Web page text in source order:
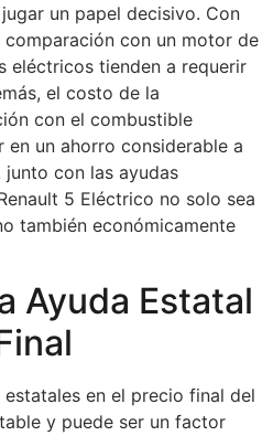
un papel decisivo. Con
comparación con un motor de
eléctricos tienden a requerir
el costo de la
con el combustible
un ahorro considerable a
con las ayudas
5 Eléctrico no solo sea
también económicamente
Ayuda Estatal
en el precio final del
y puede ser un factor